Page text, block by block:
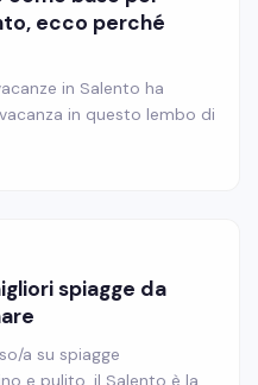
ecco perché
in Salento ha
in questo lembo di
spiagge da
a su spiagge
e pulito, il Salento è la